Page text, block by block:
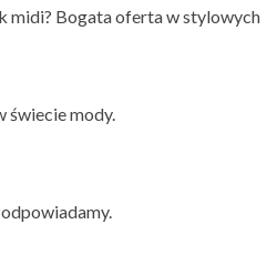
midi? Bogata oferta w stylowych
świecie mody.